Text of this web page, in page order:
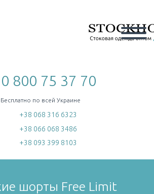
0 800 75 37 70
Бесплатно по всей Украине
+38 068 316 6323
+38 066 068 3486
+38 093 399 8103
шорты Free Limit